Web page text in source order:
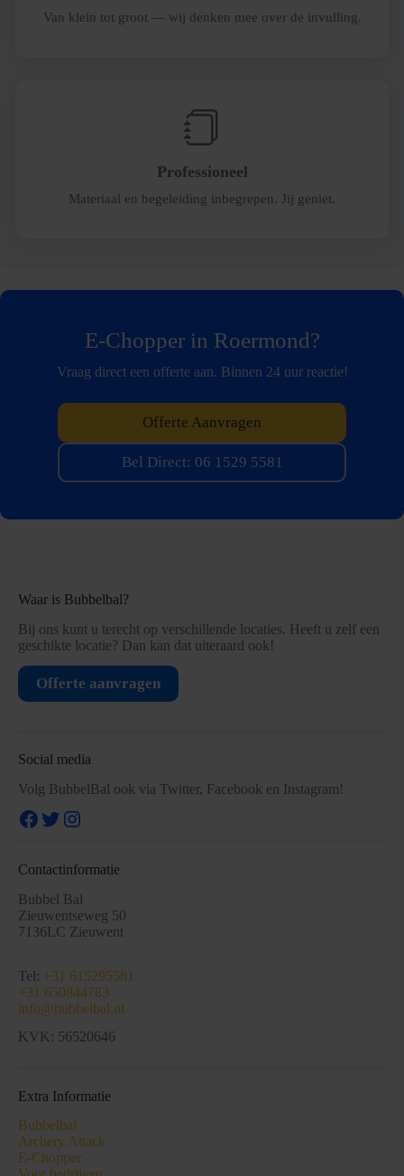
Van klein tot groot — wij denken mee over de invulling.
Professioneel
Materiaal en begeleiding inbegrepen. Jij geniet.
E-Chopper in Roermond?
Vraag direct een offerte aan. Binnen 24 uur reactie!
Offerte Aanvragen
Bel Direct: 06 1529 5581
Waar is Bubbelbal?
Bij ons kunt u terecht op verschillende locaties. Heeft u zelf een
geschikte locatie? Dan kan dat uiteraard ook!
Offerte aanvragen
Social media
Volg BubbelBal ook via Twitter, Facebook en Instagram!
Facebook
Twitter
Instagram
Contactinformatie
Bubbel Bal
Zieuwentseweg 50
7136LC Zieuwent
Tel: +31 615295581
+31 650844783
info@bubbelbal.nl
KVK: 56520646
Extra Informatie
Bubbelbal
Archery Attack
E-Chopper